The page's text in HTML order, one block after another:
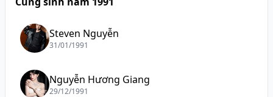
Steven Nguyễn
31/01/1991
Nguyễn Hương Giang
29/12/1991